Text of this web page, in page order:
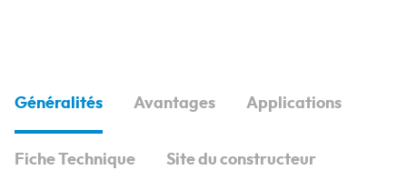
Généralités Avantages Applications
Fiche Technique Site du constructeur